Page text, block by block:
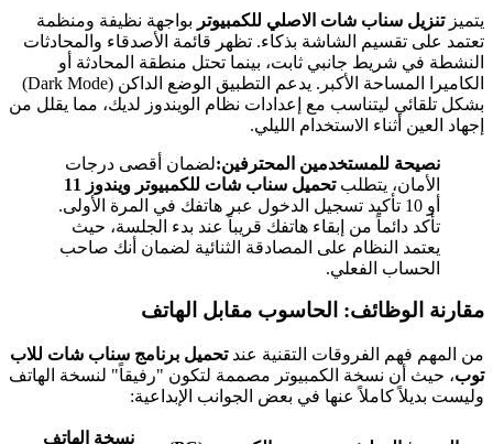
يتميزتنزيل سناب شات الاصلي للكمبيوتر بواجهة نظيفة ومنظمة
تعتمد على تقسيم الشاشة بذكاء. تظهر قائمة الأصدقاء والمحادثات
النشطة في شريط جانبي ثابت، بينما تحتل منطقة المحادثة أو
الكاميرا المساحة الأكبر. يدعم التطبيق الوضع الداكن (Dark Mode)
بشكل تلقائي ليتناسب مع إعدادات نظام الويندوز لديك، مما يقلل من
إجهاد العين أثناء الاستخدام الليلي.
نصيحة للمستخدمين المحترفين:لضمان أقصى درجات
الأمان، يتطلبتحميل سناب شات للكمبيوتر ويندوز 11
أو 10 تأكيد تسجيل الدخول عبر هاتفك في المرة الأولى.
تأكد دائماً من إبقاء هاتفك قريباً عند بدء الجلسة، حيث
يعتمد النظام على المصادقة الثنائية لضمان أنك صاحب
الحساب الفعلي.
مقارنة الوظائف: الحاسوب مقابل الهاتف
من المهم فهم الفروقات التقنية عندتحميل برنامج سناب شات للاب
توب، حيث أن نسخة الكمبيوتر مصممة لتكون "رفيقاً" لنسخة الهاتف
وليست بديلاً كاملاً عنها في بعض الجوانب الإبداعية:
نسخة الهاتف